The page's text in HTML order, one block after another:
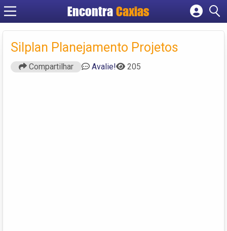
EncontraCaxias
Cadastrar empresa
Criar conta
Silplan Planejamento Projetos
Compartilhar Avalie! 205